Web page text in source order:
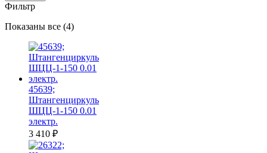
Фильтр
Показаны все (4)Цены:
45639;
Штангенциркуль
ШЦЦ-1-150 0.01
электр.
3 410 ₽